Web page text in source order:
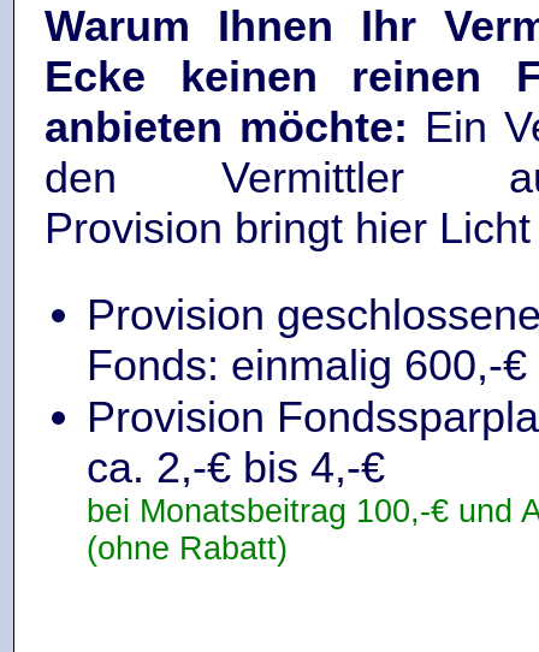
Warum Ihnen Ihr
Ecke keinen reinen
anbieten möchte: Ein
den Vermittler
Provision bringt hier
Provision
Fonds: einmalig 600,-
Provision
ca. 2,-€ bis 4,-€
bei Monatsbeitrag 100,-€ und
(ohne Rabatt)